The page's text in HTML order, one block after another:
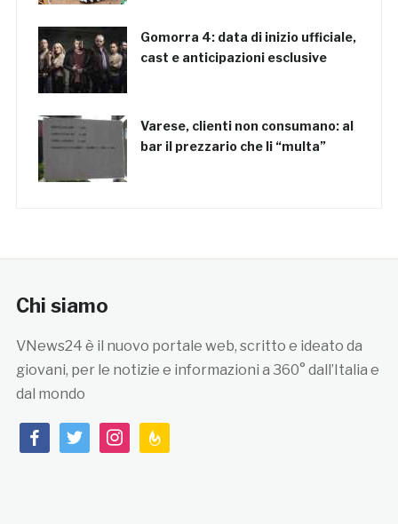
Gomorra 4: data di inizio ufficiale,
cast e anticipazioni esclusive
Varese, clienti non consumano: al
bar il prezzario che li “multa”
Chi siamo
VNews24 è il nuovo portale web, scritto e ideato da
giovani, per le notizie e informazioni a 360° dall’Italia e
dal mondo
facebooktwitterinstagramfeedburner